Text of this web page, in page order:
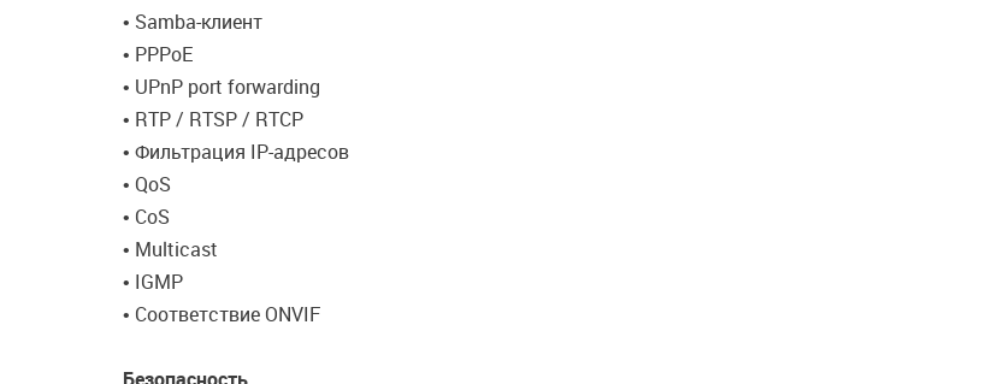
• Samba-клиент
• PPPoE
• UPnP port forwarding
• RTP / RTSP / RTCP
• Фильтрация IP-адресов
• QoS
• CoS
• Multicast
• IGMP
• Соответствие ONVIF